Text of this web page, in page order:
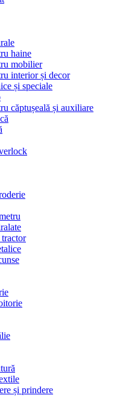
haine
mobilier
interior și decor
și speciale
căptușeală și auxiliare
și prindere